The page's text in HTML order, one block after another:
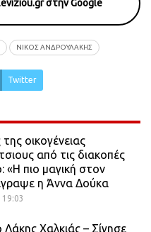
στην Google
ΝΙΚΟΣ ΑΝΔΡΟΥΛΑΚΗΣ
Twitter
οικογένειας
από τις διακοπές
«Η πιο μαγική στον
η Άννα Δούκα
Χαλκιάς – Σίγησε